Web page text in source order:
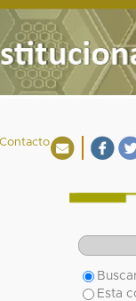
Contacto
Esta